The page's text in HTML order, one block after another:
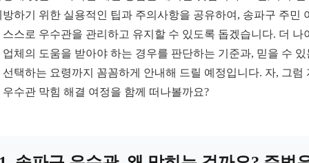
방하기 위한 실용적인 팁과 주의사항을 공유하여, 송파구 주민
스스로 우수관을 관리하고 유지할 수 있도록 돕겠습니다. 더 나
업체의 도움을 받아야 하는 경우를 판단하는 기준과, 믿을 수 있
선택하는 요령까지 꼼꼼하게 안내해 드릴 예정입니다. 자, 그럼
우수관 막힘 해결 여정을 함께 떠나볼까요?